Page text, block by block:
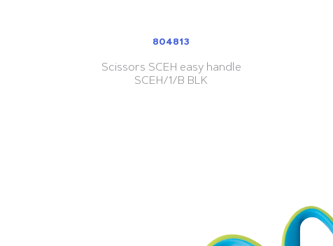
804813
Scissors SCEH easy handle
SCEH/1/B BLK